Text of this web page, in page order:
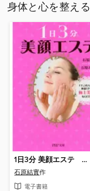
身体と心を整える
1日3分 美顔エステ ナチュラルパックと体温UPで極上美肌をGET!
石原結實作
電子書籍